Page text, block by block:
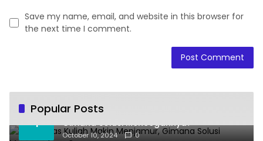
Save my name, email, and website in this browser for
the next time I comment.
Popular Posts
1
Joki Tugas Kuliah Makin Menjamur,
Gimana Solusi Mencegahnya?
October 10, 2024 0